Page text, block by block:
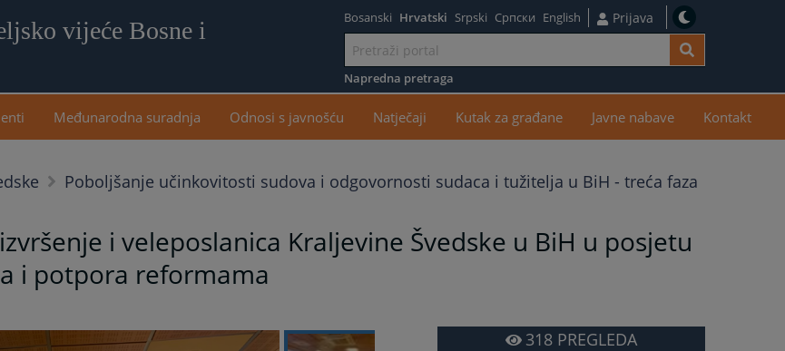
vijeće Bosne i
na
sadržaj
Bosanski Hrvatski Srpski Српски English Prijava
Napredna pretraga
Međunarodna suradnja Odnosi s javnošću Natječaji Kutak za građane Javne nabave Kontakt
Poboljšanje učinkovitosti sudova i odgovornosti sudaca i tužitelja u BiH - treća faza
i veleposlanica Kraljevine Švedske u BiH u posjetu
i potpora reformama
318PREGLEDA